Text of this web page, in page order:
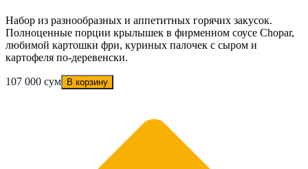
Набор из разнообразных и аппетитных горячих закусок.
Полноценные порции крылышек в фирменном соусе Chopar,
любимой картошки фри, куриных палочек с сыром и
картофеля по-деревенски.
107 000 сум В корзину